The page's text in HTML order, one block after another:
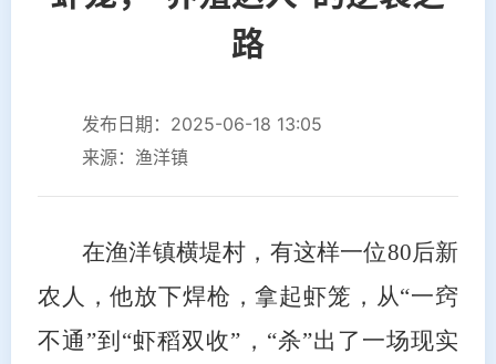
路
发布日期：2025-06-18 13:05
来源：渔洋镇
在渔洋镇横堤村，有这样一位80后新
农人，他放下焊枪，拿起虾笼，从“一窍
不通”到“虾稻双收”，“杀”出了一场现实